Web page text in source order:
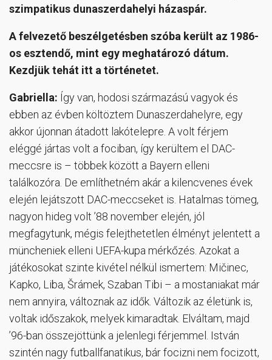
szimpatikus dunaszerdahelyi házaspár.
A felvezető beszélgetésben szóba került az 1986-
os esztendő, mint egy meghatározó dátum.
Kezdjük tehát itt a történetet.
Gabriella: Így van, hodosi származású vagyok és
ebben az évben költöztem Dunaszerdahelyre, egy
akkor újonnan átadott lakótelepre. A volt férjem
eléggé jártas volt a fociban, így kerültem el DAC-
meccsre is – többek között a Bayern elleni
találkozóra. De említhetném akár a kilencvenes évek
elején lejátszott DAC-meccseket is. Hatalmas tömeg,
nagyon hideg volt ’88 november elején, jól
megfagytunk, mégis felejthetetlen élményt jelentett a
müncheniek elleni UEFA-kupa mérkőzés. Azokat a
játékosokat szinte kivétel nélkül ismertem: Mičinec,
Kapko, Liba, Šrámek, Szaban Tibi – a mostaniakat már
nem annyira, változnak az idők. Változik az életünk is,
voltak időszakok, melyek kimaradtak. Elváltam, majd
’96-ban összejöttünk a jelenlegi férjemmel. István
szintén nagy futballfanatikus, bár focizni nem focizott,